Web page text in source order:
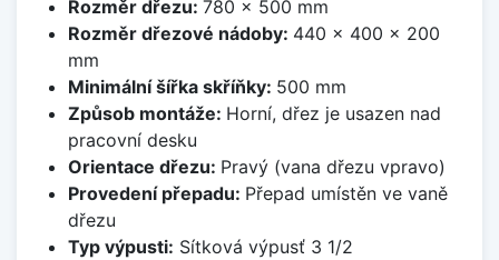
Rozměr dřezu: 780 x 500 mm
Rozměr dřezové nádoby: 440 x 400 x 200
mm
Minimální šířka skříňky: 500 mm
Způsob montáže: Horní, dřez je usazen nad
pracovní desku
Orientace dřezu: Pravý (vana dřezu vpravo)
Provedení přepadu: Přepad umístěn ve vaně
dřezu
Typ výpusti: Sítková výpusť 3 1/2